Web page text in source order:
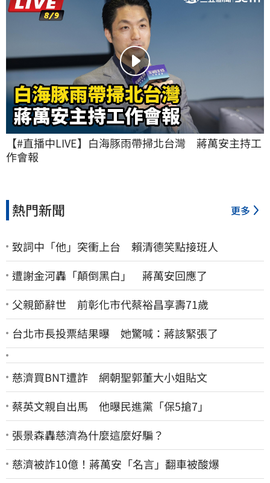
【#直播中LIVE】白海豚雨帶掃北台灣　蔣萬安主持工
作會報
熱門新聞 更多
致詞中「他」突衝上台 賴清德笑點接班人
遭謝金河轟「顛倒黑白」 蔣萬安回應了
父親節辭世 前彰化市代蔡裕昌享壽71歲
台北市長投票結果曝 她驚喊：蔣該緊張了
慈濟買BNT遭詐 網朝聖郭董大小姐貼文
蔡英文親自出馬 他曝民進黨「保5搶7」
張景森轟慈濟為什麼這麼好騙？
慈濟被詐10億！蔣萬安「名言」翻車被酸爆